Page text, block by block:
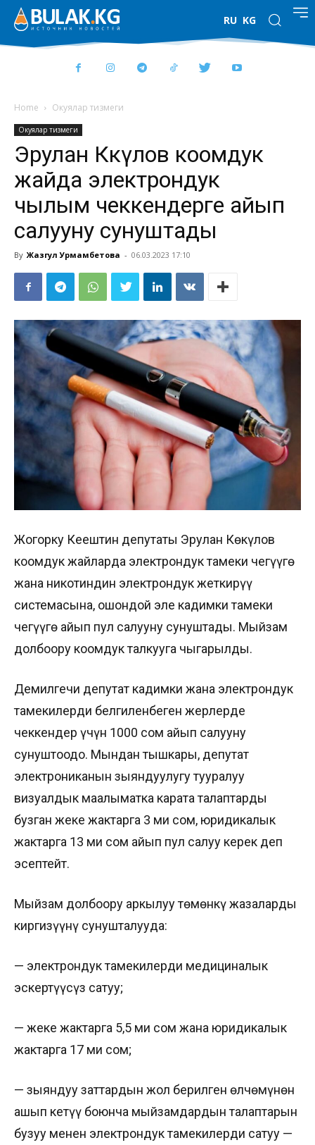
RU KG
Home Окуялар тизмеги
Окуялар тизмеги
Эрулан Көкүлов коомдук
жайда электрондук
чылым чеккендерге айып
салууну сунуштады
By Жазгул Урмамбетова - 06.03.2023 17:10
Жогорку Кеңештин депутаты Эрулан Көкүлов
коомдук жайларда электрондук тамеки чегүүгө
жана никотиндин электрондук жеткирүү
системасына, ошондой эле кадимки тамеки
чегүүгө айып пул салууну сунуштады. Мыйзам
долбоору коомдук талкууга чыгарылды.
Демилгечи депутат кадимки жана электрондук
тамекилерди белгиленбеген жерлерде
чеккендер үчүн 1000 сом айып салууну
сунуштоодо. Мындан тышкары, депутат
электрониканын зыяндуулугу тууралуу
визуалдык маалыматка карата талаптарды
бузган жеке жактарга 3 миң сом, юридикалык
жактарга 13 миң сом айып пул салуу керек деп
эсептейт.
Мыйзам долбоору аркылуу төмөнкү жазаларды
киргизүүнү сунушталууда:
— электрондук тамекилерди медициналык
эскертүүсүз сатуу;
— жеке жактарга 5,5 миң сом жана юридикалык
жактарга 17 миң сом;
— зыяндуу заттардын жол берилген өлчөмүнөн
ашып кетүү боюнча мыйзамдардын талаптарын
бузуу менен электрондук тамекилерди сатуу —